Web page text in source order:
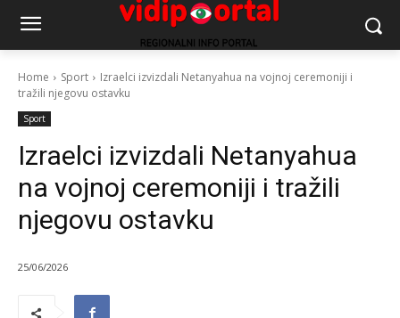
Home Sport
Izraelci izvizdali Netanyahua na vojnoj ceremoniji i
tražili njegovu ostavku
Sport
Izraelci izvizdali Netanyahua
na vojnoj ceremoniji i tražili
njegovu ostavku
25/06/2026